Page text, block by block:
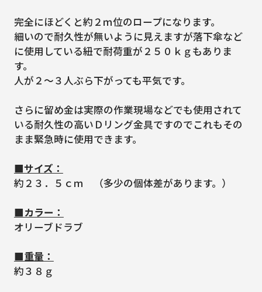
完全にほどくと約２ｍ位のロープになります。
細いので耐久性が無いように見えますが落下傘など
に使用している紐で耐荷重が２５０ｋｇもありま
す。
人が２～３人ぶら下がっても平気です。
さらに留め金は実際の作業現場などでも使用されて
いる耐久性の高いＤリング金具ですのでこれもその
まま緊急時に使用できます。
■サイズ：
約２３．５ｃｍ （多少の個体差があります。）
■カラー：
オリーブドラブ
■重量：
約３８ｇ